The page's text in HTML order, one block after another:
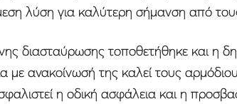
λύση για καλύτερη σήμανση από
διασταύρωσης τοποθετήθηκε και η
με ανακοίνωσή της καλεί τους
η οδική ασφάλεια και η